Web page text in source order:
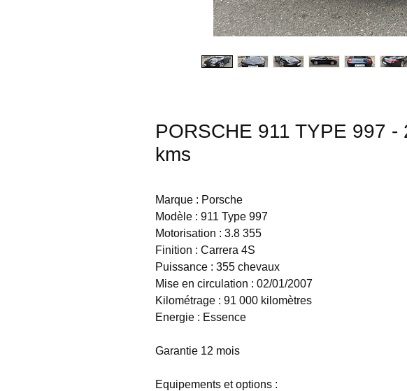
PORSCHE 911 TYPE 997 -
kms
Marque : Porsche
Modèle : 911 Type 997
Motorisation : 3.8 355
Finition : Carrera 4S
Puissance : 355 chevaux
Mise en circulation : 02/01/2007
Kilométrage : 91 000 kilomètres
Energie : Essence
Garantie 12 mois
Equipements et options :